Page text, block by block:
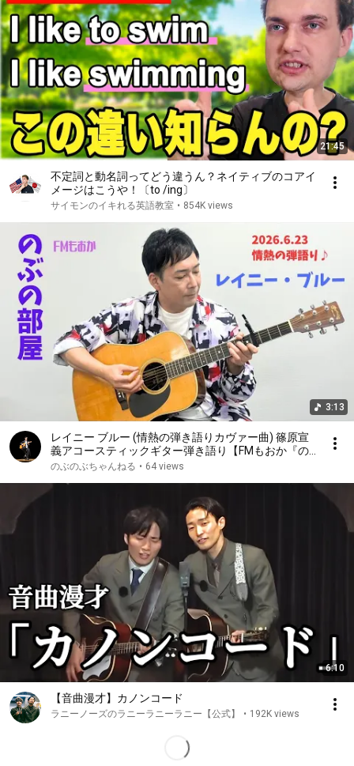
21:45
不定詞と動名詞ってどう違うん？ネイティブのコアイ
メージはこうや！〔to /ing〕
サイモンのイキれる英語教室 • 854K views
3:13
レイニー ブルー (情熱の弾き語りカヴァー曲) 篠原宣
義アコースティックギター弾き語り【FMもおか『の
ぶの部屋』第18回 2026年6月23日放送分 切り抜き】
のぶのぶちゃんねる • 64 views
6:10
【音曲漫才】カノンコード
ラニーノーズのラニーラニーラニー【公式】 • 192K views